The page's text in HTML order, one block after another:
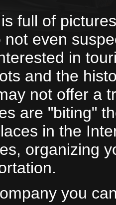
full of
not even
in
and the
not offer a
are "biting"
in the
organizing
you